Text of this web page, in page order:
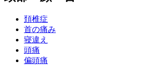
頚椎症
首の痛み
寝違え
頭痛
偏頭痛